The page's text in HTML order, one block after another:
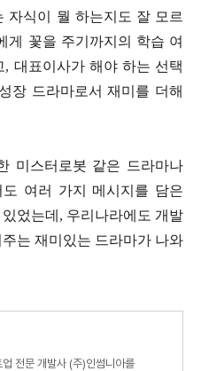
자식이 뭘 하는지도 잘 모르
게 꽃을 주기까지의 학습 여
대표이사가 해야 하는 선택
장 드라마로서 재미를 더해
미스터로봇 같은 드라마나
여러 가지 메시지를 담은
었는데, 우리나라에도 개발
는 재미있는 드라마가 나와
전문 개발사 (주)인썸니아를